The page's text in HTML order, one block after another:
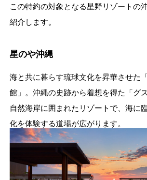
この特約の対象となる星野リゾートの
紹介します。
星のや沖縄
海と共に暮らす琉球文化を昇華させた
館」。沖縄の史跡から着想を得た「グ
自然海岸に囲まれたリゾートで、海に
化を体験する道場が広がります。